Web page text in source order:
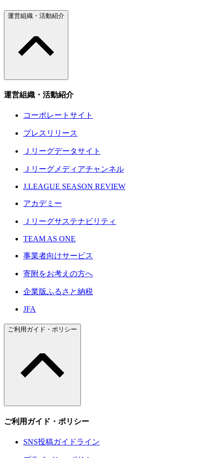
運営組織・活動紹介
運営組織・活動紹介
コーポレートサイト
プレスリリース
Ｊリーグデータサイト
Ｊリーグメディアチャンネル
J.LEAGUE SEASON REVIEW
アカデミー
Ｊリーグサステナビリティ
TEAM AS ONE
事業者向けサービス
寄附をお考えの方へ
企業版ふるさと納税
JFA
ご利用ガイド・ポリシー
ご利用ガイド・ポリシー
SNS投稿ガイドライン